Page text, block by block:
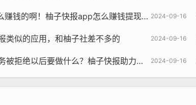
2024-09-16
钱的啊！柚子快报app怎么赚钱提现到微信
2024-09-16
类似的应用，和柚子社差不多的
2024-09-16
绝以后要做什么？柚子快报助力的昵称是什么